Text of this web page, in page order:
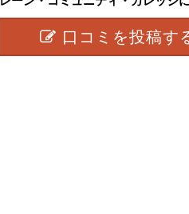
口コミを投稿す